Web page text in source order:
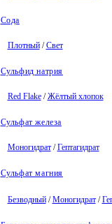
Сода
Плотный/Свет
Сульфид натрия
Red Flake/Жёлтый хлопок
Сульфат железа
Моногидрат/Гептагидрат
Сульфат магния
Безводный/Моногидрат/